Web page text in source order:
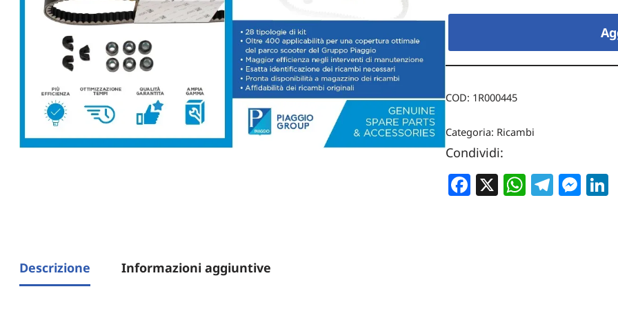
COD: 1R000445
Categoria: Ricambi
Condividi:
Facebook
X WhatsApp
Descrizione Informazioni aggiuntive